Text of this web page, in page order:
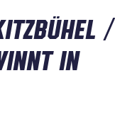
/
in